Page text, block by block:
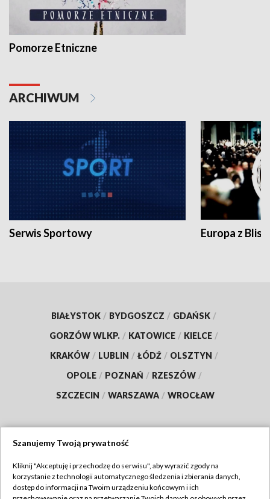
Pomorze Etniczne
ARCHIWUM
Serwis Sportowy Europa z
BIAŁYSTOK / BYDGOSZCZ / GDAŃSK /
GORZÓW WLKP. / KATOWICE / KIELCE /
KRAKÓW / LUBLIN / ŁÓDŹ / OLSZTYN /
OPOLE / POZNAŃ / RZESZÓW /
SZCZECIN / WARSZAWA / WROCŁAW
TVP
Szanujemy Twoją prywatność
Kliknij "Akceptuję i przechodzę do serwisu", aby wyrazić zgody na
korzystanie z technologii automatycznego śledzenia i zbierania danych,
dostęp do informacji na Twoim urządzeniu końcowym i ich